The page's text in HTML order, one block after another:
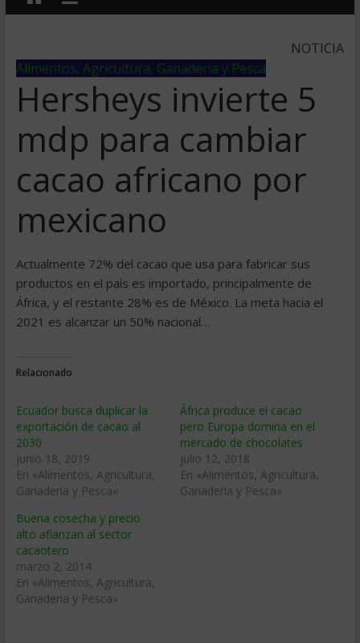
NOTICIA
Alimentos, Agricultura, Ganaderia y Pesca
Hersheys invierte 5
mdp para cambiar
cacao africano por
mexicano
Actualmente 72% del cacao que usa para fabricar sus
productos en el país es importado, principalmente de
África, y el restante 28% es de México. La meta hacia el
2021 es alcanzar un 50% nacional…
Relacionado
Ecuador busca duplicar la
exportación de cacao al
2030
junio 18, 2019
En «Alimentos, Agricultura,
Ganaderia y Pesca»
África produce el cacao
pero Europa domina en el
mercado de chocolates
julio 12, 2018
En «Alimentos, Agricultura,
Ganaderia y Pesca»
Buena cosecha y precio
alto afianzan al sector
cacaotero
marzo 2, 2014
En «Alimentos, Agricultura,
Ganaderia y Pesca»